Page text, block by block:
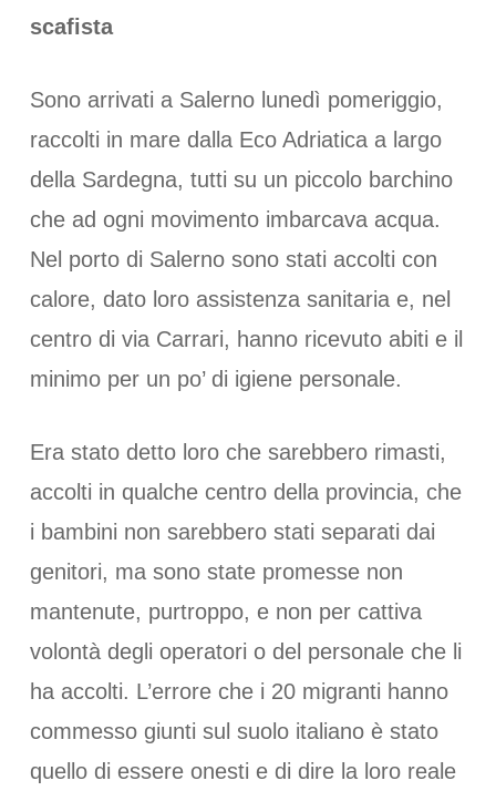
scafista
Sono arrivati a Salerno lunedì pomeriggio,
raccolti in mare dalla Eco Adriatica a largo
della Sardegna, tutti su un piccolo barchino
che ad ogni movimento imbarcava acqua.
Nel porto di Salerno sono stati accolti con
calore, dato loro assistenza sanitaria e, nel
centro di via Carrari, hanno ricevuto abiti e il
minimo per un po’ di igiene personale.
Era stato detto loro che sarebbero rimasti,
accolti in qualche centro della provincia, che
i bambini non sarebbero stati separati dai
genitori, ma sono state promesse non
mantenute, purtroppo, e non per cattiva
volontà degli operatori o del personale che li
ha accolti. L’errore che i 20 migranti hanno
commesso giunti sul suolo italiano è stato
quello di essere onesti e di dire la loro reale